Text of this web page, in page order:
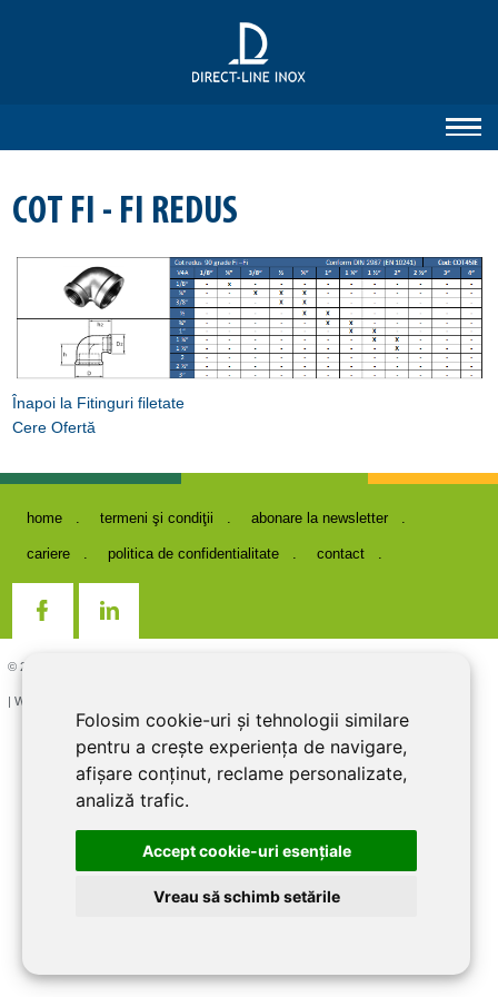
Folosim cookie-uri și tehnologii similare
pentru a crește experiența de navigare,
afișare conținut, reclame personalizate,
analiză trafic.
Accept cookie-uri esenţiale
Vreau să schimb setările
COT FI - FI REDUS
Înapoi la Fitinguri filetate
Cere Ofertă
home termeni şi condiţii abonare la newsletter
cariere politica de confidentialitate contact
© 2026 DIRECT LINE INOX IMPEX SRL, RO7727821, J12/1817/1995
| Website creat si optimizat de